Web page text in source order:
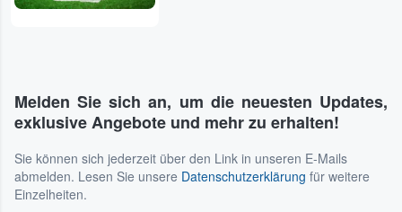
Melden Sie sich an, um die neuesten Updates,
exklusive Angebote und mehr zu erhalten!
Sie können sich jederzeit über den Link in unseren E-Mails
abmelden. Lesen Sie unsere Datenschutzerklärung für weitere
Einzelheiten.